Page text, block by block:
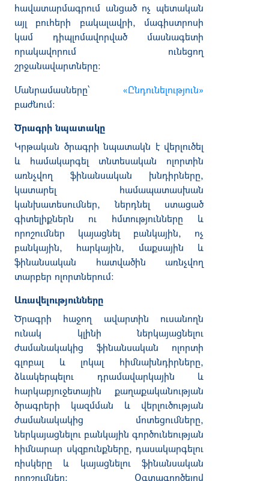
հավատարմագրում անցած ոչ պետական
այլ բուհերի բակալավրի, մագիստրոսի
կամ դիպլոմավորված մասնագետի
որակավորում ունեցող
շրջանավարտները:
Մանրամասները՝ «Ընդունելություն»
բաժնում:
Ծրագրի նպատակը
Կրթական ծրագրի նպատակն է վերլուծել
և համակարգել տնտեսական ոլորտին
առնչվող ֆինանսական խնդիրները,
կատարել համապատասխան
կանխատեսումներ, ներդնել ստացած
գիտելիքներն ու հմտությունները և
որոշումներ կայացնել բանկային, ոչ
բանկային, հարկային, մաքսային և
ֆինանսական հատվածին առնչվող
տարբեր ոլորտներում:
Առավելությունները
Ծրագրի հաջող ավարտին ուսանողն
ունակ կլինի
ներկայացնելու
ժամանակակից ֆինանսական ոլորտի
գլոբալ և լոկալ հիմնախնդիրները,
ձևակերպելու դրամավարկային և
հարկաբյուջետային քաղաքականության
ծրագրերի կազմման և վերլուծության
ժամանակակից մոտեցումները,
ներկայացնելու բանկային գործունեության
հիմնարար սկզբունքները, դասակարգելու
ռիսկերը և կայացնելու ֆինանսական
որոշումներ: Օգտագործելով